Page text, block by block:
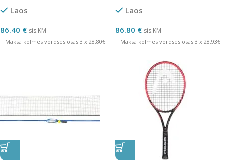
Laos
86.40 € sis.KM
Maksa kolmes võrdses osas 3 x 28.80€
Laos
86.80 € sis.KM
Maksa kolmes võrdses osas 3 x 28.93€